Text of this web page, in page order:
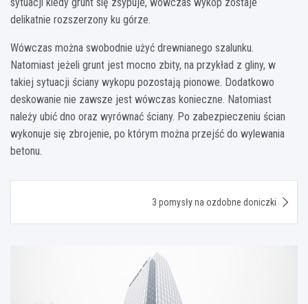
delikatnie rozszerzony ku górze.
Wówczas można swobodnie użyć drewnianego szalunku.
Natomiast jeżeli grunt jest mocno zbity, na przykład z gliny, w
takiej sytuacji ściany wykopu pozostają pionowe. Dodatkowo
deskowanie nie zawsze jest wówczas konieczne. Natomiast
należy ubić dno oraz wyrównać ściany. Po zabezpieczeniu ścian
wykonuje się zbrojenie, po którym można przejść do wylewania
betonu.
3 pomysły na ozdobne doniczki